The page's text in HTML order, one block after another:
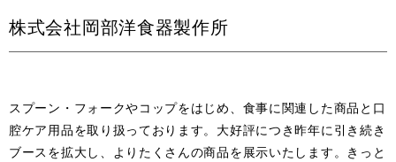
株式会社岡部洋食器製作所
スプーン・フォークやコップをはじめ、食事に関連した商品と口
腔ケア用品を取り扱っております。大好評につき昨年に引き続き
ブースを拡大し、よりたくさんの商品を展示いたします。きっと